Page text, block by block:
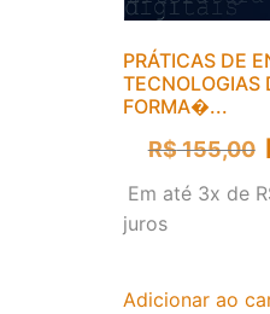
PRÁTICAS DE
TECNOLOGIAS
FORMA�...
R$155,00
Em até 3x de
juros
Adicionar ao